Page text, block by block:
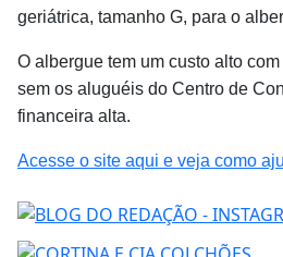
geriátrica, tamanho G, para o
O albergue tem um custo alto
sem os aluguéis do Centro de
financeira alta.
Acesse o site aqui e veja como